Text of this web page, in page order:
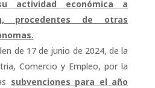
actividad económica a
procedentes de otras
de 17 de junio de 2024, de la
Comercio y Empleo, por la
subvenciones para el año